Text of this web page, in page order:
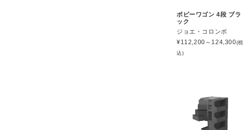
ボビーワゴン 4段 ブラ
ック
ジョエ・コロンボ
¥112,200～124,300(税
込)